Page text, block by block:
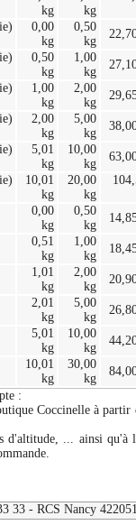
kg
kg
0,00
kg
0,50
kg
0,50
kg
1,00
kg
1,00
kg
2,00
kg
2,00
kg
5,00
kg
5,01
kg
10,00
kg
10,01
kg
20,00
kg
0,00
kg
0,50
kg
0,51
kg
1,00
kg
1,01
kg
2,00
kg
2,01
kg
5,00
kg
5,01
kg
10,00
kg
10,01
kg
30,00
kg
:
Coccinelle à partir
d'altitude, ... ainsi qu'à
- RCS Nancy